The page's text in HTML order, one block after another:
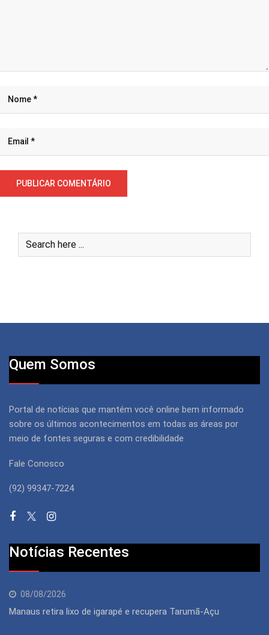
Quem Somos
Portal de notícias que mantém você online bem informado
sobre os últimos acontecimentos em todas as áreas por
meio de fontes seguras e com credibilidade
Fale Conosco
(92) 99347-7224
Notícias Recentes
08/08/2026
Manaus retira lixo de igarapé e recupera Tarumã-Açu